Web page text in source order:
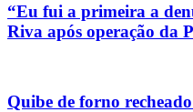
“Eu fui a primeira a
Riva após operação da
Quibe de forno